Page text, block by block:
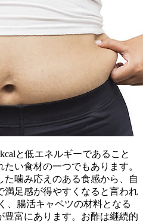
と低エネルギーであること
い食材の一つでもあります。
噛み応えのある食感から、自
満足感が得やすくなると言われ
、腸活キャベツの材料となる
豊富にあります。お酢は継続的